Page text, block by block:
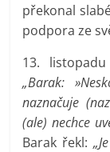
překonal
podpora ze
13.
„Barak:
naznačuje
(ale) nechce
Barak řekl: